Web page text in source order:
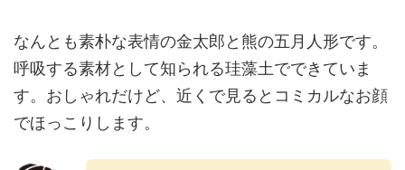
なんとも素朴な表情の金太郎と熊の五月人形です。
呼吸する素材として知られる珪藻土でできていま
す。おしゃれだけど、近くで見るとコミカルなお顔
でほっこりします。